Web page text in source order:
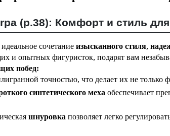
(р.38): Комфорт и стиль
идеальное сочетание изысканного стиля,
и опытных фигуристок, подарят вам
побед:
точностью, что делает их не
синтетического меха обеспечивает
шнуровка позволяет легко